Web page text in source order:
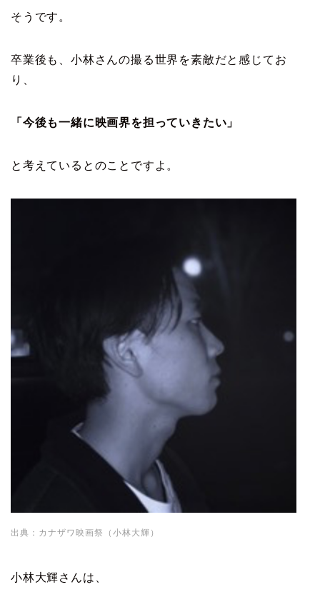
そうです。
卒業後も、小林さんの撮る世界を素敵だと感じてお
り、
「今後も一緒に映画界を担っていきたい」
と考えているとのことですよ。
出典：カナザワ映画祭（小林大輝）
小林大輝さんは、